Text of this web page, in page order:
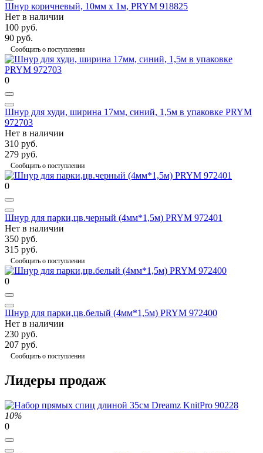
Шнур коричневый, 10мм х 1м, PRYM 918825
Нет в наличии
100 руб.
90 руб.
Сообщить о поступлении
0
Шнур для худи, ширина 17мм, синий, 1,5м в упаковке PRYM
972703
Нет в наличии
310 руб.
279 руб.
Сообщить о поступлении
0
Шнур для парки,цв.черный (4мм*1,5м) PRYM 972401
Нет в наличии
350 руб.
315 руб.
Сообщить о поступлении
0
Шнур для парки,цв.белый (4мм*1,5м) PRYM 972400
Нет в наличии
230 руб.
207 руб.
Сообщить о поступлении
Лидеры продаж
10%
0